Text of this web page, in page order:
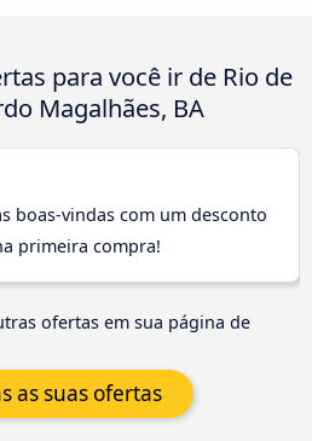
para você ir de Rio de
Magalhães, BA
boas-vindas com um desconto
primeira compra!
ofertas em sua página de
as suas ofertas